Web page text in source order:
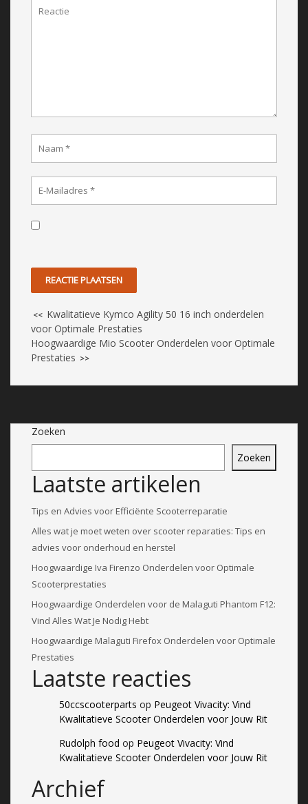
<< Kwalitatieve Kymco Agility 50 16 inch onderdelen
voor Optimale Prestaties
Hoogwaardige Mio Scooter Onderdelen voor Optimale
Prestaties >>
Zoeken
Zoeken
Laatste artikelen
Tips en Advies voor Efficiënte Scooterreparatie
Alles wat je moet weten over scooter reparaties: Tips en
advies voor onderhoud en herstel
Hoogwaardige Iva Firenzo Onderdelen voor Optimale
Scooterprestaties
Hoogwaardige Onderdelen voor de Malaguti Phantom F12:
Vind Alles Wat Je Nodig Hebt
Hoogwaardige Malaguti Firefox Onderdelen voor Optimale
Prestaties
Laatste reacties
50ccscooterparts op Peugeot Vivacity: Vind
Kwalitatieve Scooter Onderdelen voor Jouw Rit
Rudolph food op Peugeot Vivacity: Vind
Kwalitatieve Scooter Onderdelen voor Jouw Rit
Archief